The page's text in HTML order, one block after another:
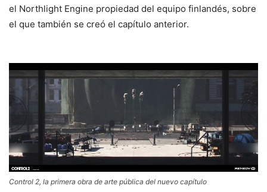
el Northlight Engine propiedad del equipo finlandés, sobre
el que también se creó el capítulo anterior.
Control 2, la primera obra de arte pública del nuevo capítulo